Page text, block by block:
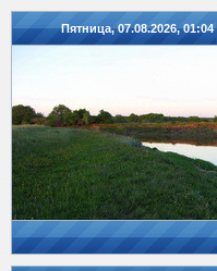
Пятница, 07.08.2026, 01:04